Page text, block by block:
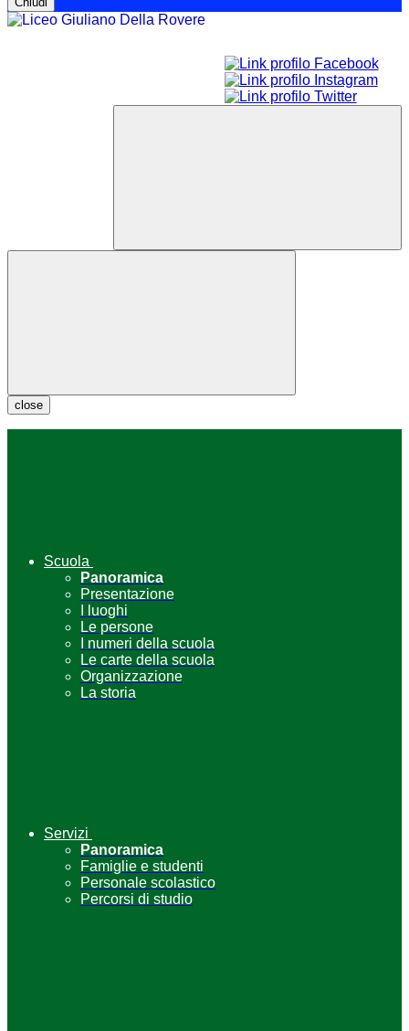
close
Scuola
Panoramica
Presentazione
I luoghi
Le persone
I numeri della scuola
Le carte della scuola
Organizzazione
La storia
Servizi
Panoramica
Famiglie e studenti
Personale scolastico
Percorsi di studio